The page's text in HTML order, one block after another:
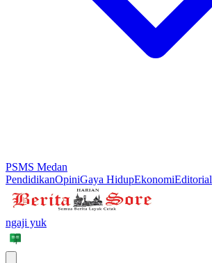
PSMS Medan
PendidikanOpiniGaya HidupEkonomiEditorial
ngaji yuk